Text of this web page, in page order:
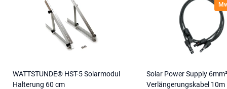
WATTSTUNDE® HST-5 Solarmodul
Halterung 60 cm
Solar Power Supply
Verlängerungskabel 10m